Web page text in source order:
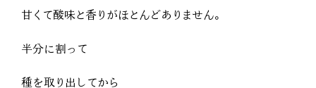
甘くて酸味と香りがほとんどありません。
半分に割って
種を取り出してから